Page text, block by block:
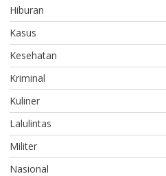
Hiburan
Kasus
Kesehatan
Kriminal
Kuliner
Lalulintas
Militer
Nasional